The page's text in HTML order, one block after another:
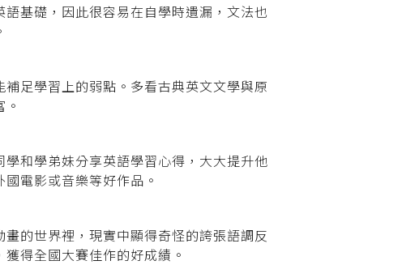
基礎，因此很容易在自學時遺漏，文法也
足學習上的弱點。多看古典英文文學與原
和學弟妹分享英語學習心得，大大提升他
電影或音樂等好作品。
的世界裡，現實中顯得奇怪的誇張語調反
得全國大賽佳作的好成績。